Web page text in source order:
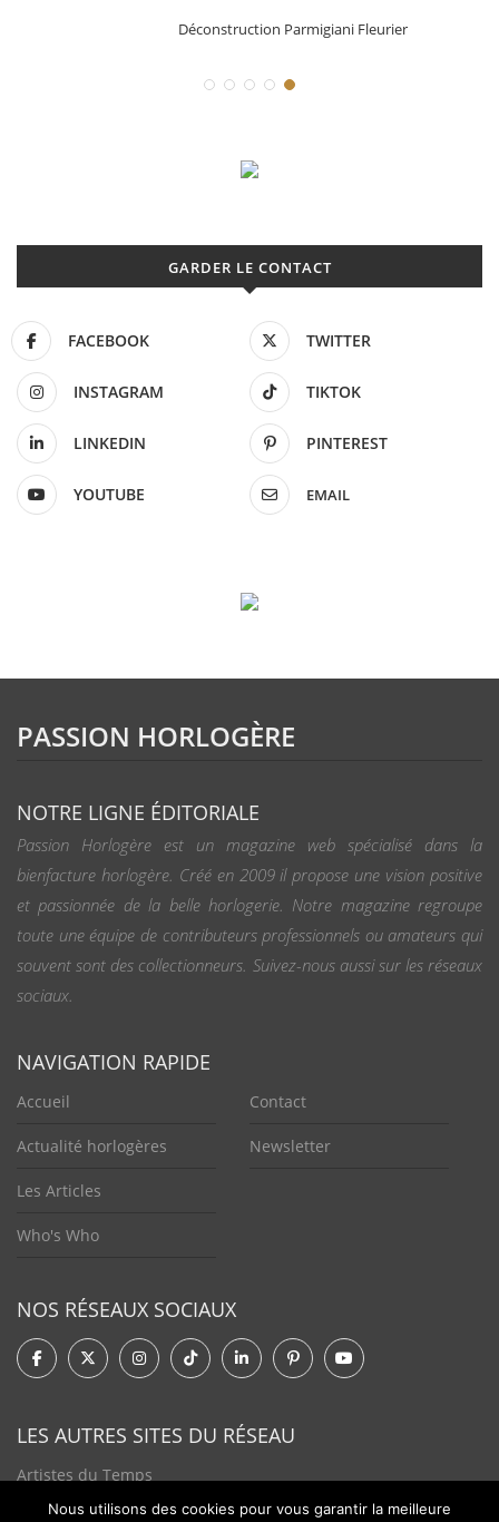
Déconstruction Parmigiani Fleurier
GARDER LE CONTACT
FACEBOOK TWITTER
INSTAGRAM TIKTOK
LINKEDIN PINTEREST
YOUTUBE EMAIL
PASSION HORLOGÈRE
NOTRE LIGNE ÉDITORIALE
Passion Horlogère est un magazine web spécialisé dans la
bienfacture horlogère. Créé en 2009 il propose une vision positive
et passionnée de la belle horlogerie. Notre magazine regroupe
toute une équipe de contributeurs professionnels ou amateurs qui
souvent sont des collectionneurs. Suivez-nous aussi sur les réseaux
sociaux.
NAVIGATION RAPIDE
Accueil
Actualité horlogères
Les Articles
Who's Who
Contact
Newsletter
NOS RÉSEAUX SOCIAUX
LES AUTRES SITES DU RÉSEAU
Artistes du Temps
Nous utilisons des cookies pour vous garantir la meilleure